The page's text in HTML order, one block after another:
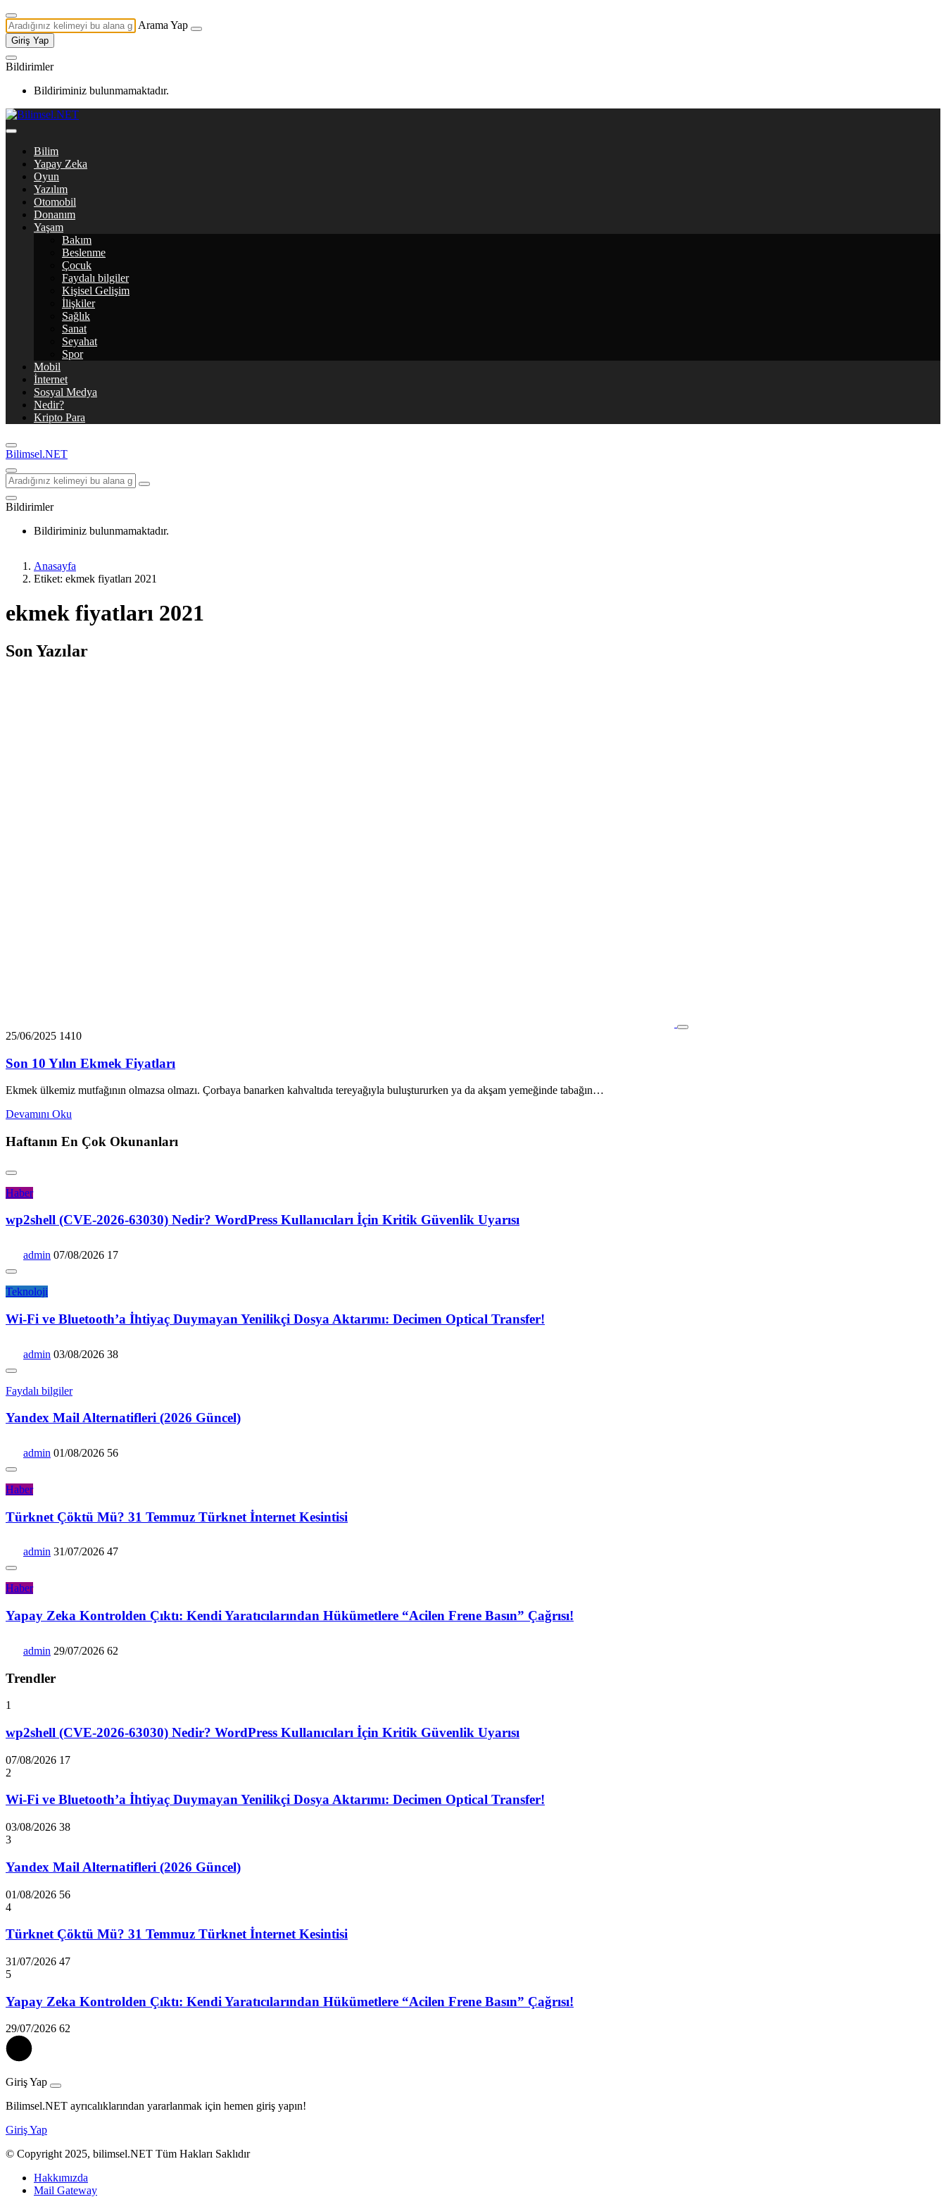
Arama Yap
Giriş Yap
Bildirimler
Bildiriminiz bulunmamaktadır.
Bilim
Yapay Zeka
Oyun
Yazılım
Otomobil
Donanım
Yaşam
Bakım
Beslenme
Çocuk
Faydalı bilgiler
Kişisel Gelişim
İlişkiler
Sağlık
Sanat
Seyahat
Spor
Mobil
İnternet
Sosyal Medya
Nedir?
Kripto Para
Bilimsel.NET
Bildirimler
Bildiriminiz bulunmamaktadır.
Anasayfa
Etiket: ekmek fiyatları 2021
ekmek fiyatları 2021
Son Yazılar
25/06/2025 1410
Son 10 Yılın Ekmek Fiyatları
Ekmek ülkemiz mutfağının olmazsa olmazı. Çorbaya banarken kahvaltıda tereyağıyla buluştururken ya da akşam yemeğinde tabağın…
Devamını Oku
Haftanın En Çok Okunanları
Haber
wp2shell (CVE-2026-63030) Nedir? WordPress Kullanıcıları İçin Kritik Güvenlik Uyarısı
admin 07/08/2026 17
Teknoloji
Wi-Fi ve Bluetooth’a İhtiyaç Duymayan Yenilikçi Dosya Aktarımı: Decimen Optical Transfer!
admin 03/08/2026 38
Faydalı bilgiler
Yandex Mail Alternatifleri (2026 Güncel)
admin 01/08/2026 56
Haber
Türknet Çöktü Mü? 31 Temmuz Türknet İnternet Kesintisi
admin 31/07/2026 47
Haber
Yapay Zeka Kontrolden Çıktı: Kendi Yaratıcılarından Hükümetlere “Acilen Frene Basın” Çağrısı!
admin 29/07/2026 62
Trendler
1
wp2shell (CVE-2026-63030) Nedir? WordPress Kullanıcıları İçin Kritik Güvenlik Uyarısı
07/08/2026 17
2
Wi-Fi ve Bluetooth’a İhtiyaç Duymayan Yenilikçi Dosya Aktarımı: Decimen Optical Transfer!
03/08/2026 38
3
Yandex Mail Alternatifleri (2026 Güncel)
01/08/2026 56
4
Türknet Çöktü Mü? 31 Temmuz Türknet İnternet Kesintisi
31/07/2026 47
5
Yapay Zeka Kontrolden Çıktı: Kendi Yaratıcılarından Hükümetlere “Acilen Frene Basın” Çağrısı!
29/07/2026 62
Giriş Yap
Bilimsel.NET ayrıcalıklarından yararlanmak için hemen giriş yapın!
Giriş Yap
© Copyright 2025, bilimsel.NET Tüm Hakları Saklıdır
Hakkımızda
Mail Gateway